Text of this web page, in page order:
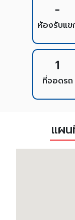
-
ห้องรับแข
1
ที่จอดรถ
แผ